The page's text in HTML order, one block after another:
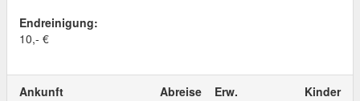
Endreinigung:
10,- €
Ankunft Abreise Erw. Kinder